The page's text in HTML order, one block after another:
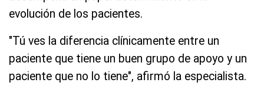
evolución de los pacientes.
"Tú ves la diferencia clínicamente entre un
paciente que tiene un buen grupo de apoyo y un
paciente que no lo tiene", afirmó la especialista.